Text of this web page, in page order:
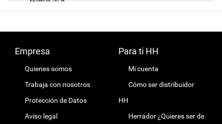
Empresa
Quienes somos
Trabaja con nosotros
Protección de Datos
Aviso legal
Para ti HH
Mi cuenta
Cómo ser distribuidor
HH
Herrador ¿Quieres ser de